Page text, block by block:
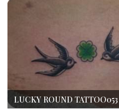
LUCKY ROUND TATTOO053